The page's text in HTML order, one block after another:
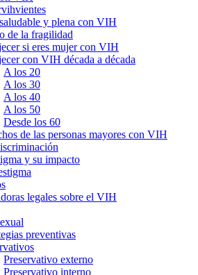
y plena con VIH
de la fragilidad
si eres mujer con VIH
con VIH década a década
A los 20
A los 30
A los 40
A los 50
Desde los 60
de las personas mayores con VIH
y su impacto
legales sobre el VIH
preventivas
Preservativo externo
Preservativo interno